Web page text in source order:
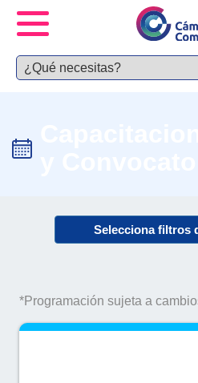
Selecciona filtros
*Programación sujeta a